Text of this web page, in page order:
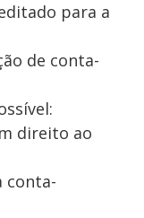
para a
de conta-
direito ao
conta-